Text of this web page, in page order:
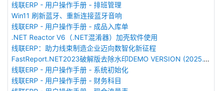
线联ERP - 用户操作手册 - 排班管理
Win11 刷新蓝牙、重新连接蓝牙音响
线联ERP - 用户操作手册 - 成品入库单
.NET Reactor V6（.NET混淆器）加壳软件使用
线联ERP：助力线束制造企业迈向数智化新征程
FastReport.NET2023破解版去除水印DEMO VERSION (2025.1.14/2023.2.18版本)
线联ERP - 用户操作手册 - 系统初始化
线联ERP - 用户操作手册 - 财务科目